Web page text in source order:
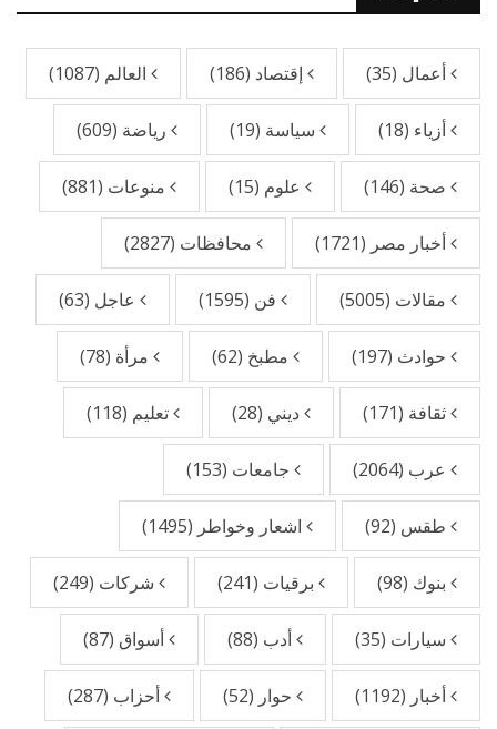
أعمال (35) إقتصاد (186) العالم (1087)
أزياء (18) سياسة (19) رياضة (609)
صحة (146) علوم (15) منوعات (881)
أخبار مصر (1721) محافظات (2827)
مقالات (5005) فن (1595) عاجل (63)
حوادث (197) مطبخ (62) مرأة (78)
ثقافة (171) ديني (28) تعليم (118)
عرب (2064) جامعات (153)
طقس (92) اشعار وخواطر (1495)
بنوك (98) برقيات (241) شركات (249)
سيارات (35) أدب (88) أسواق (87)
أخبار (1192) حوار (52) أحزاب (287)